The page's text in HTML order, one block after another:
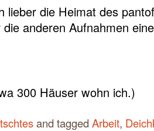
die Heimat des
anderen Aufnahmen
300 Häuser wohn ich.)
and tagged Arbeit,